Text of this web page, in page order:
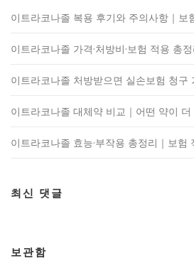
이트라코나졸 복용 후기와 주의사항｜보
이트라코나졸 가격·처방비·보험 적용 총정
이트라코나졸 처방받으면 실손보험 청구
이트라코나졸 대체약 비교｜어떤 약이
이트라코나졸 효능·부작용 총정리｜보험
최신 댓글
보관함